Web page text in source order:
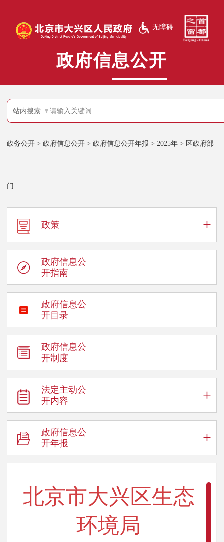
无障碍
政府信息公开
站内搜索
政务公开 > 政府信息公开 > 政府信息公开年报 > 2025年 > 区政府部
门
政策 +
政府信息公
开指南
政府信息公
开目录
政府信息公
开制度
法定主动公
开内容
+
政府信息公
开年报
+
北京市大兴区生态
环境局